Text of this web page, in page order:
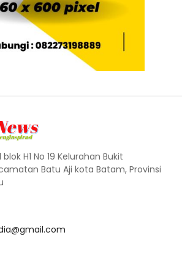
H1 No 19 Kelurahan Bukit
Batu Aji kota Batam, Provinsi